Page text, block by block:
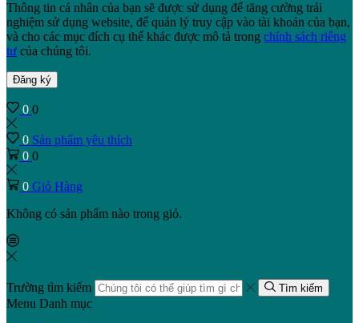
Thông tin cá nhân của bạn sẽ được sử dụng để tăng cường trải
nghiệm sử dụng website, để quản lý truy cập vào tài khoản của bạn,
và cho các mục đích cụ thể khác được mô tả trong chính sách riêng
tư của chúng tôi.
Đăng ký
0 0
0 Sản phẩm yêu thích
0 0
0 Giỏ Hàng
Không có sản phẩm nào trong giỏ.
Trường tìm kiếm Tìm kiếm
Menu Danh mục